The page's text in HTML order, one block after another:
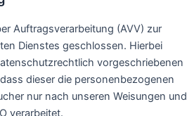
Auftragsverarbeitung (AVV) zur
Dienstes geschlossen. Hierbei
vorgeschriebenen
dieser die personenbezogenen
nur nach unseren Weisungen und